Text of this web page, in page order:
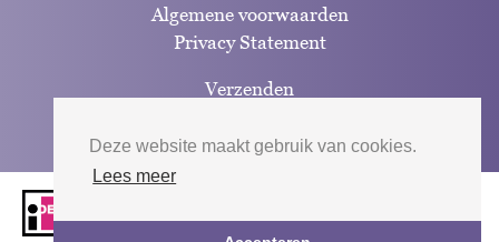
Deze website maakt gebruik van cookies.
Lees meer
Algemene voorwaarden
Privacy Statement
Verzenden